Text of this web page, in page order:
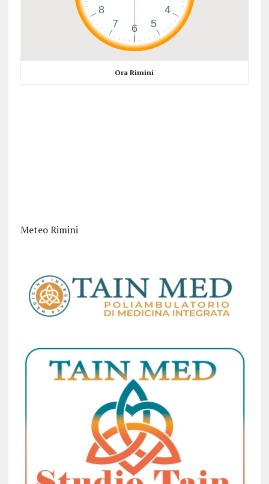
Ora Rimini
Meteo Rimini